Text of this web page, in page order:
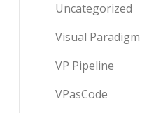
Uncategorized
Visual Paradigm
VP Pipeline
VPasCode